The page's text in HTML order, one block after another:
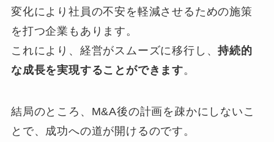
変化により社員の不安を軽減させるための施策
を打つ企業もあります。
これにより、経営がスムーズに移行し、持続的
な成長を実現することができます。
結局のところ、M&A後の計画を疎かにしないこ
とで、成功への道が開けるのです。